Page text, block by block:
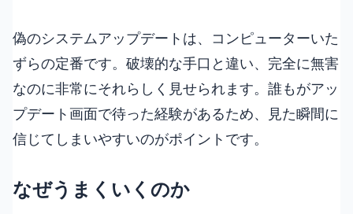
偽のシステムアップデートは、コンピューターいた
ずらの定番です。破壊的な手口と違い、完全に無害
なのに非常にそれらしく見せられます。誰もがアッ
プデート画面で待った経験があるため、見た瞬間に
信じてしまいやすいのがポイントです。
なぜうまくいくのか